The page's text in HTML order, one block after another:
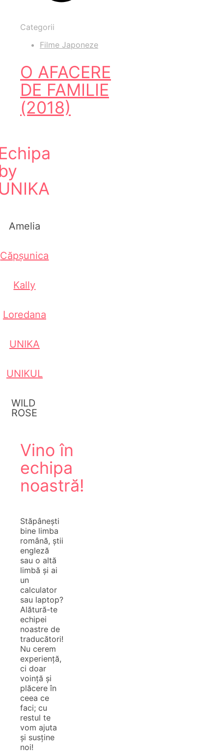
Categorii
Filme Japoneze
O AFACERE
DE FAMILIE
(2018)
Amelia
Căpșunica
Kally
Loredana
UNIKA
UNIKUL
WILD
ROSE
Vino în
echipa
noastră!
Stăpânești
bine limba
română, știi
engleză
sau o altă
limbă și ai
un
calculator
sau laptop?
Alătură-te
echipei
noastre de
traducători!
Nu cerem
experiență,
ci doar
voință și
plăcere în
ceea ce
faci; cu
restul te
vom ajuta
și susține
noi!